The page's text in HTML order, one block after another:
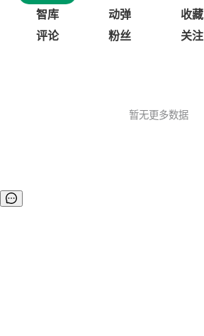
智库
动弹
收藏
评论
粉丝 关注
暂无更多数据